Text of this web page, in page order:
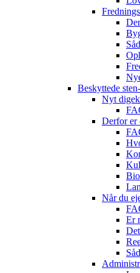
Beskyttede
Nyt
Derfor er
Når du
Er